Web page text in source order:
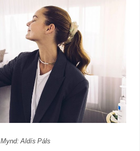
Mynd: Aldís Páls